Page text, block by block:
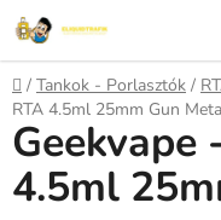
Ugrás
fő
tartalomhoz
Kezdőlap
/ Tankok - Porlasztók /
RTA 4.5ml 25mm Gun
Geekvape
4.5ml